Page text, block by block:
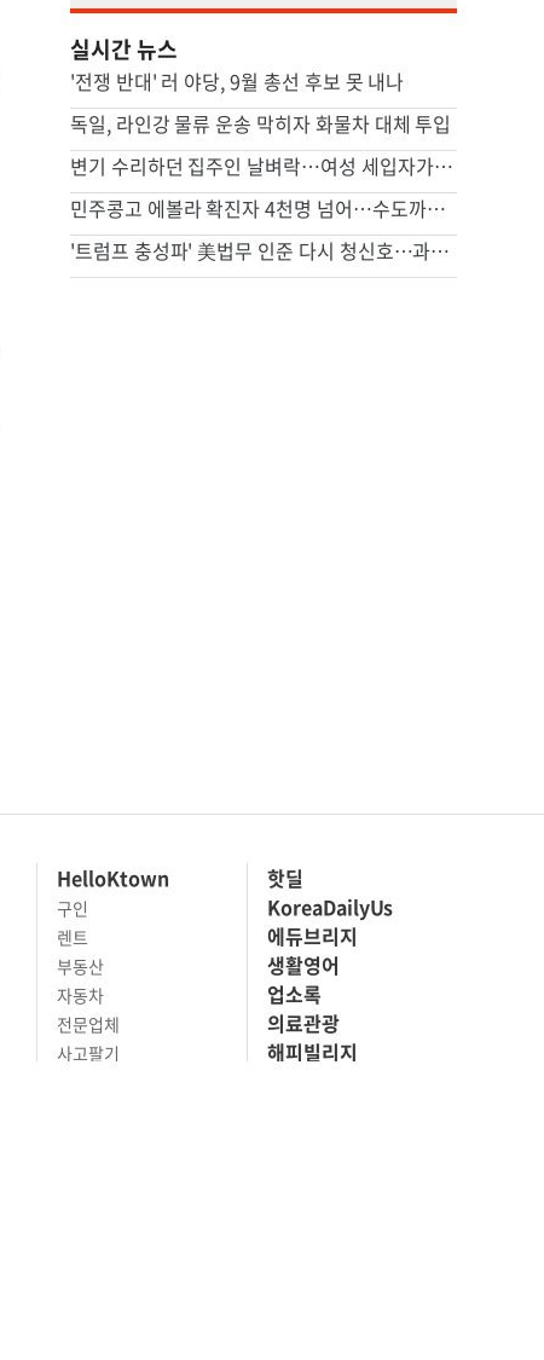
실시간 뉴스
'전쟁 반대' 러 야당, 9월 총선 후보 못 내나
독일, 라인강 물류 운송 막히자 화물차 대체 투입
변기 수리하던 집주인 날벼락…여성 세입자가 흉기로 찔렀다
민주콩고 에볼라 확진자 4천명 넘어…수도까지 번질라 비상
'트럼프 충성파' 美법무 인준 다시 청신호…과반 찬성표 확보(종합)
HelloKtown
구인
렌트
부동산
자동차
핫딜
KoreaDailyUs
에듀브리지
생활영어
업소록